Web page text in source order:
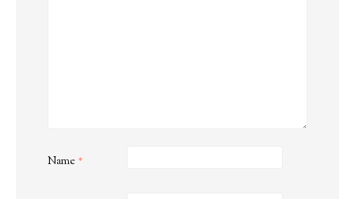
Name *